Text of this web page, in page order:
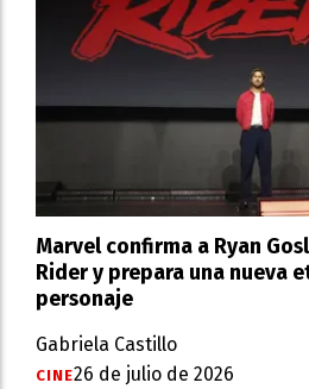
Marvel confirma a Ryan
Rider y prepara una nueva
personaje
Gabriela Castillo
CINE26 de julio de 2026